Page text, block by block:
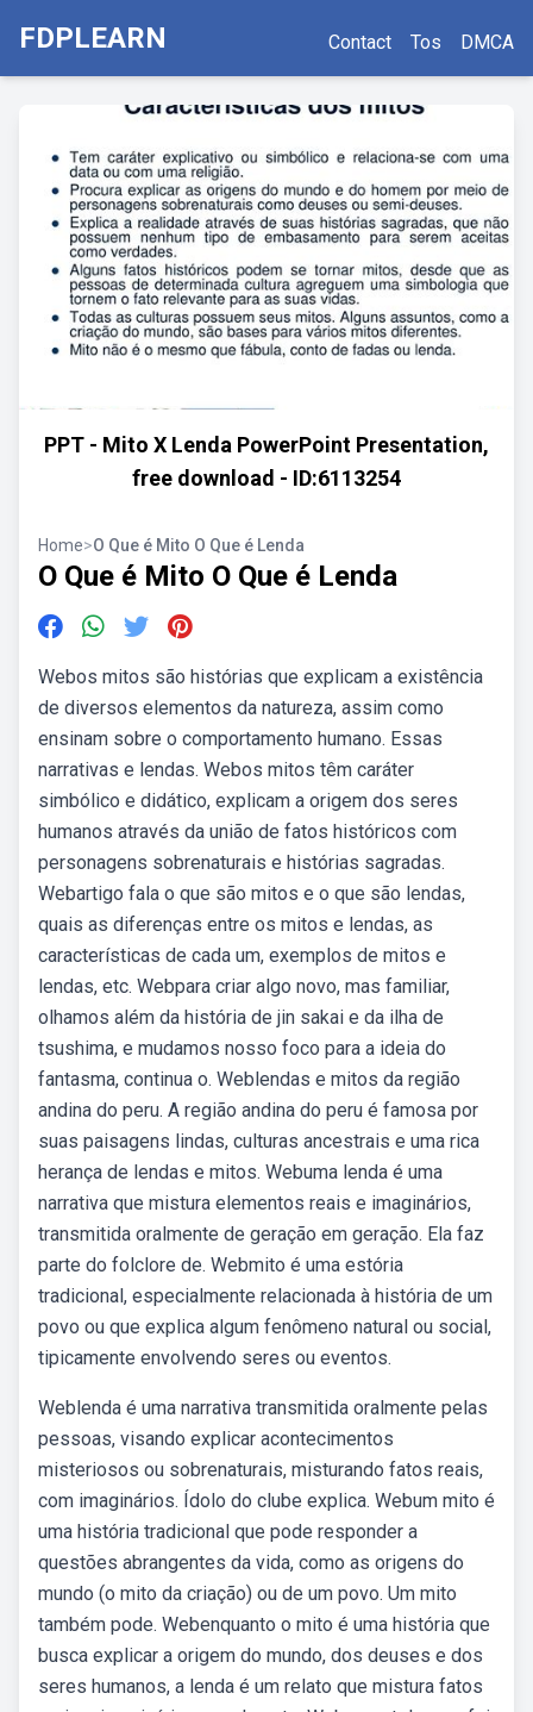
FDPLEARN Contact Tos DMCA
PPT - Mito X Lenda PowerPoint Presentation,
free download - ID:6113254
Home>O Que é Mito O Que é Lenda
O Que é Mito O Que é Lenda
Webos mitos são histórias que explicam a existência
de diversos elementos da natureza, assim como
ensinam sobre o comportamento humano. Essas
narrativas e lendas. Webos mitos têm caráter
simbólico e didático, explicam a origem dos seres
humanos através da união de fatos históricos com
personagens sobrenaturais e histórias sagradas.
Webartigo fala o que são mitos e o que são lendas,
quais as diferenças entre os mitos e lendas, as
características de cada um, exemplos de mitos e
lendas, etc. Webpara criar algo novo, mas familiar,
olhamos além da história de jin sakai e da ilha de
tsushima, e mudamos nosso foco para a ideia do
fantasma, continua o. Weblendas e mitos da região
andina do peru. A região andina do peru é famosa por
suas paisagens lindas, culturas ancestrais e uma rica
herança de lendas e mitos. Webuma lenda é uma
narrativa que mistura elementos reais e imaginários,
transmitida oralmente de geração em geração. Ela faz
parte do folclore de. Webmito é uma estória
tradicional, especialmente relacionada à história de um
povo ou que explica algum fenômeno natural ou social,
tipicamente envolvendo seres ou eventos.
Weblenda é uma narrativa transmitida oralmente pelas
pessoas, visando explicar acontecimentos
misteriosos ou sobrenaturais, misturando fatos reais,
com imaginários. Ídolo do clube explica. Webum mito é
uma história tradicional que pode responder a
questões abrangentes da vida, como as origens do
mundo (o mito da criação) ou de um povo. Um mito
também pode. Webenquanto o mito é uma história que
busca explicar a origem do mundo, dos deuses e dos
seres humanos, a lenda é um relato que mistura fatos